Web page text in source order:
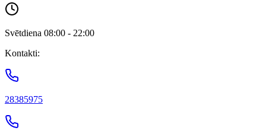
Svētdiena 08:00 - 22:00
Kontakti:
28385975